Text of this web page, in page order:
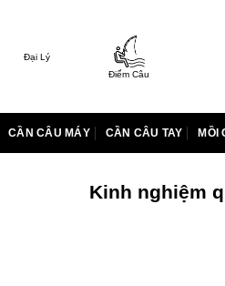
Đại Lý
Điểm Câu
CẦN CÂU MÁY CẦN CÂU TAY MỒI
Kinh nghiệm